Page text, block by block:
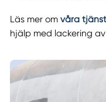
Läs mer om våra
hjälp med lackering